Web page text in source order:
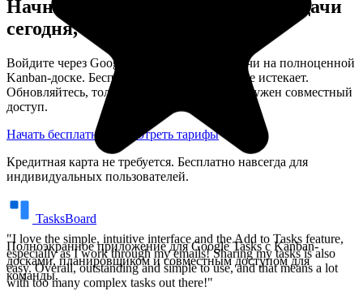
especially as I work through my emails! Sharing my tasks is also
easy. Overall, outstanding and simple to use, and that means a lot
with too many complex tasks out there!"
GC
Greg Cantori
Начните организовывать свои задачи
сегодня, без затрат и подвохов
Войдите через Google и откройте свои задачи на полноценной
Kanban-доске. Бесплатный тариф никогда не истекает.
Обновляйтесь, только если вашей команде нужен совместный
доступ.
Начать бесплатно
Посмотреть тарифы
Кредитная карта не требуется. Бесплатно навсегда для
индивидуальных пользователей.
TasksBoard
Полноэкранное приложение для Google Tasks с Kanban-
досками, планировщиком и совместным доступом для
команды.